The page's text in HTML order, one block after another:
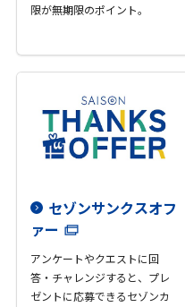
限が無期限のポイント。
セゾンサンクスオフ
ァー
アンケートやクエストに回
答・チャレンジすると、プレ
ゼントに応募できるセゾンカ